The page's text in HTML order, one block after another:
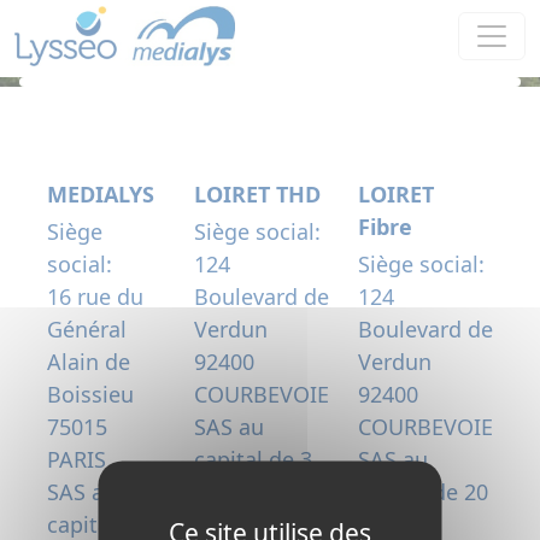
MEDIALYS
Siège
social:
16 rue du
Général
Alain de
Boissieu
75015
PARIS
SAS au
capital de
LOIRET THD
Siège social:
124
Boulevard de
Verdun
92400
COURBEVOIE
SAS au
capital de 3
€uros
LOIRET
Fibre
Siège social:
124
Boulevard de
Verdun
92400
COURBEVOIE
SAS au
capital de 20
000 000
Panneau de gestion des cookies
Ce site utilise des